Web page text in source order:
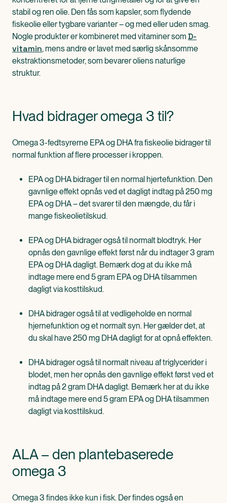
stabil og ren olie. Den fås som kapsler, som flydende
fiskeolie eller tygbare varianter – og med eller uden smag.
Nogle produkter er kombineret med vitaminer som D-
vitamin, mens andre er lavet med særlig skånsomme
ekstraktionsmetoder, som bevarer oliens naturlige
struktur.
Hvad bidrager omega 3 til?
Omega 3-fedtsyrerne EPA og DHA fra fiskeolie bidrager til
normal funktion af flere processer i kroppen.
EPA og DHA bidrager til en normal hjertefunktion. Den
gavnlige effekt opnås ved et dagligt indtag på 250 mg
EPA og DHA – det svarer til den mængde, du får i
mange fiskeolietilskud.
EPA og DHA bidrager også til normalt blodtryk. Her
opnås den gavnlige effekt først når du indtager 3 gram
EPA og DHA dagligt. Bemærk dog at du ikke må
indtage mere end 5 gram EPA og DHA tilsammen
dagligt via kosttilskud.
DHA bidrager også til at vedligeholde en normal
hjernefunktion og et normalt syn. Her gælder det, at
du skal have 250 mg DHA dagligt for at opnå effekten.
DHA bidrager også til normalt niveau af triglycerider i
blodet, men her opnås den gavnlige effekt først ved et
indtag på 2 gram DHA dagligt. Bemærk her at du ikke
må indtage mere end 5 gram EPA og DHA tilsammen
dagligt via kosttilskud.
ALA – den plantebaserede
omega 3
Omega 3 findes ikke kun i fisk. Der findes også en